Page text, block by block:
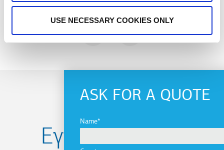
USE NECESSARY COOKIES ONLY
NEXT
ASK FOR A QUOTE
Name
Εγγραφείτε στο